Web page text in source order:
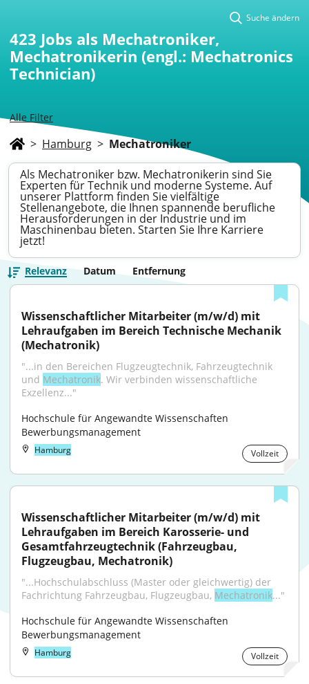
Alle Filter
Suche ändern
423 Jobs als Mechatroniker,
Mechatronikerin (engl.: Mechatronics
Technician)
> Hamburg > Mechatroniker
Als Mechatroniker bzw. Mechatronikerin sind Sie
Experten für Technik und moderne Systeme. Auf
unserer Plattform finden Sie vielfältige
Stellenangebote, die Ihnen spannende berufliche
Herausforderungen in der Industrie und im
Maschinenbau bieten. Starten Sie Ihre Karriere
jetzt!
Relevanz Datum Entfernung
Wissenschaftlicher Mitarbeiter (m/w/d) mit
Lehraufgaben im Bereich Technische Mechanik
(Mechatronik)
"...in den Bereichen Flugzeugtechnik, Fahrzeugtechnik
und Mechatronik. Wir verbinden wissenschaftliche
Exzellenz..."
Hochschule für Angewandte Wissenschaften
Bewerbungsmanagement
Hamburg Vollzeit
Wissenschaftlicher Mitarbeiter (m/w/d) mit
Lehraufgaben im Bereich Karosserie- und
Gesamtfahrzeugtechnik (Fahrzeugbau,
Flugzeugbau, Mechatronik)
"...Hochschulabschluss (Master oder gleichwertig) der
Fachrichtung Fahrzeugbau, Flugzeugbau, Mechatronik..."
Hochschule für Angewandte Wissenschaften
Bewerbungsmanagement
Hamburg Vollzeit